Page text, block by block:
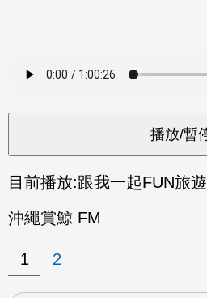
目前播放:跟我一起FUN旅遊
沖繩賞鯨 FM
1 2